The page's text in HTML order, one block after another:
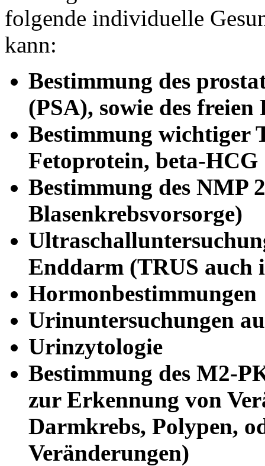
folgende individuelle
kann:
Bestimmung des
(PSA), sowie des freien
Bestimmung wichtiger
Fetoprotein, beta-HCG
Bestimmung des NMP
Blasenkrebsvorsorge)
Enddarm (TRUS auch
Hormonbestimmungen
Urinuntersuchungen
Urinzytologie
Bestimmung des M2-
zur Erkennung von
Darmkrebs, Polypen,
Veränderungen)